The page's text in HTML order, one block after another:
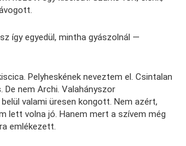
így egyedül, mintha gyászolnál —
Pelyheskének neveztem el. Csintalan
De nem Archi. Valahányszor
valami üresen kongott. Nem azért,
lett volna jó. Hanem mert a szívem még
emlékezett.